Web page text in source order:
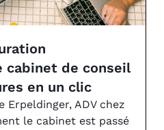
cabinet de conseil
en un clic
ADV chez
le cabinet est passé